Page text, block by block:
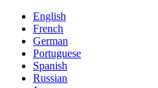
English
French
German
Portuguese
Spanish
Russian